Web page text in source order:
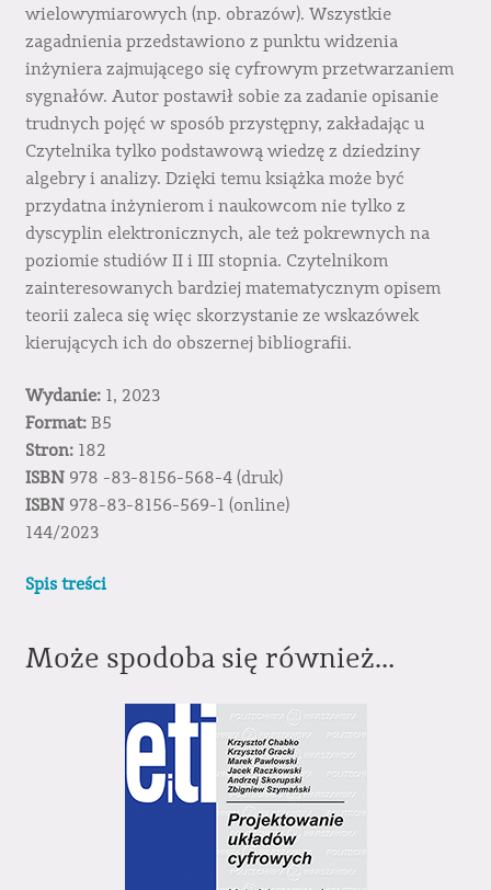
wielowymiarowych (np. obrazów). Wszystkie
zagadnienia przedstawiono z punktu widzenia
inżyniera zajmującego się cyfrowym przetwarzaniem
sygnałów. Autor postawił sobie za zadanie opisanie
trudnych pojęć w sposób przystępny, zakładając u
Czytelnika tylko podstawową wiedzę z dziedziny
algebry i analizy. Dzięki temu książka może być
przydatna inżynierom i naukowcom nie tylko z
dyscyplin elektronicznych, ale też pokrewnych na
poziomie studiów II i III stopnia. Czytelnikom
zainteresowanych bardziej matematycznym opisem
teorii zaleca się więc skorzystanie ze wskazówek
kierujących ich do obszernej bibliografii.
Wydanie:1, 2023
Format:B5
Stron:182
ISBN978 -83-8156-568-4 (druk)
ISBN978-83-8156-569-1 (online)
144/2023
Spis treści
Może spodoba się również…